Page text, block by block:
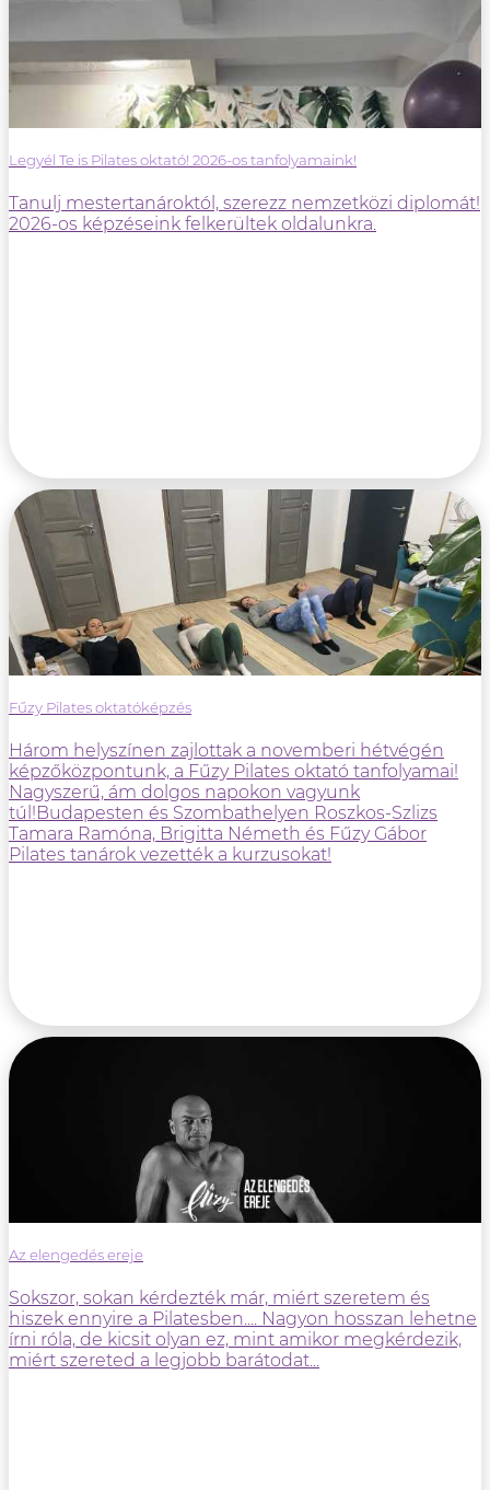
Legyél Te is Pilates oktató! 2026-os tanfolyamaink!
Tanulj mestertanároktól, szerezz nemzetközi diplomát!
2026-os képzéseink felkerültek oldalunkra.
Fűzy Pilates oktatóképzés
Három helyszínen zajlottak a novemberi hétvégén
képzőközpontunk, a Fűzy Pilates oktató tanfolyamai!
Nagyszerű, ám dolgos napokon vagyunk
túl!Budapesten és Szombathelyen Roszkos-Szlizs
Tamara Ramóna, Brigitta Németh és Fűzy Gábor
Pilates tanárok vezették a kurzusokat!
Az elengedés ereje
Sokszor, sokan kérdezték már, miért szeretem és
hiszek ennyire a Pilatesben.... Nagyon hosszan lehetne
írni róla, de kicsit olyan ez, mint amikor megkérdezik,
miért szereted a legjobb barátodat...